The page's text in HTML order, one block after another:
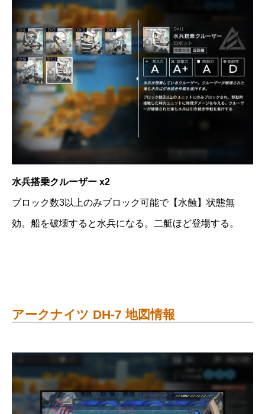
水兵搭乗クルーザー x2
ブロック数3以上のみブロック可能で【水蝕】状態無
効。船を破壊すると水兵になる。二艇ほど登場する。
アークナイツ DH-7 地図情報